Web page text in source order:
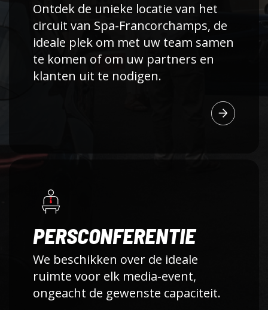
Ontdek de unieke locatie van het
circuit van Spa-Francorchamps, de
ideale plek om met uw team samen
te komen of om uw partners en
klanten uit te nodigen.
PERSCONFERENTIE
We beschikken over de ideale
ruimte voor elk media-event,
ongeacht de gewenste capaciteit.